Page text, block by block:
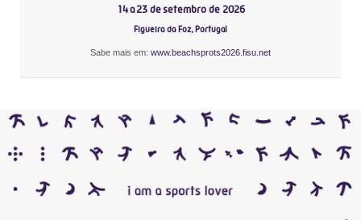
14 a 23 de setembro de 2026
Figueira da Foz, Portugal
Sabe mais em: www.beachsprots2026.fisu.net